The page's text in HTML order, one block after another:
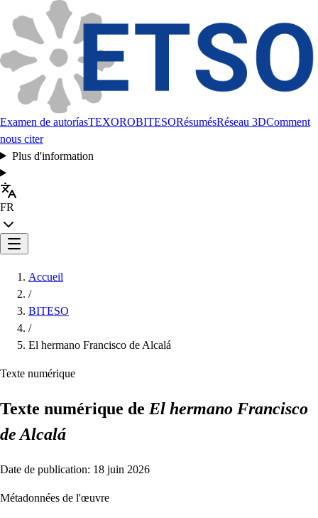
Examen de autoríasTEXOROBITESORésumésRéseau 3DComment
nous citer
Plus d'information
FR
Accueil
/
BITESO
/
El hermano Francisco de Alcalá
Texte numérique
Texte numérique de El hermano Francisco
de Alcalá
Date de publication: 18 juin 2026
Métadonnées de l'œuvre